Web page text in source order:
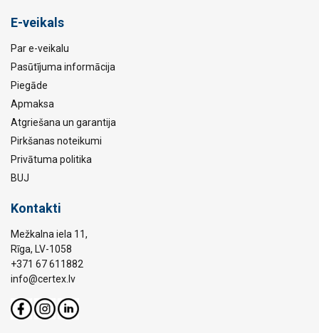
E-veikals
Par e-veikalu
Pasūtījuma informācija
Piegāde
Apmaksa
Atgriešana un garantija
Pirkšanas noteikumi
Privātuma politika
BUJ
Kontakti
Mežkalna iela 11,
Rīga, LV-1058
+371 67 611882
info@certex.lv